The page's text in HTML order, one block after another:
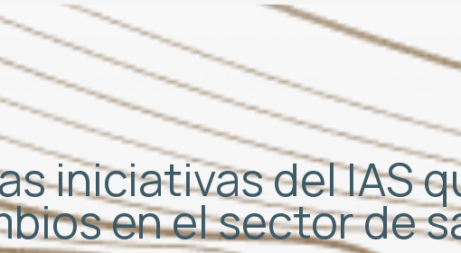
iniciativas del IAS
en el sector de